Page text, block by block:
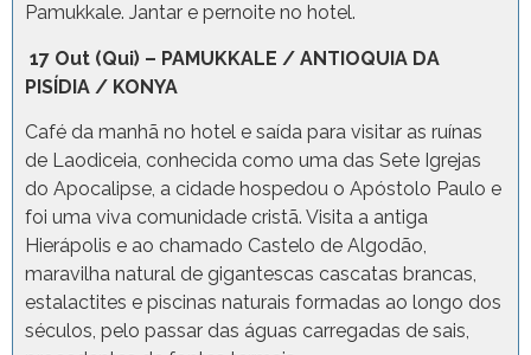
Pamukkale. Jantar e pernoite no hotel.
17 Out (Qui) – PAMUKKALE / ANTIOQUIA DA
PISÍDIA / KONYA
Café da manhã no hotel e saída para visitar as ruínas
de Laodiceia, conhecida como uma das Sete Igrejas
do Apocalipse, a cidade hospedou o Apóstolo Paulo e
foi uma viva comunidade cristã. Visita a antiga
Hierápolis e ao chamado Castelo de Algodão,
maravilha natural de gigantescas cascatas brancas,
estalactites e piscinas naturais formadas ao longo dos
séculos, pelo passar das águas carregadas de sais,